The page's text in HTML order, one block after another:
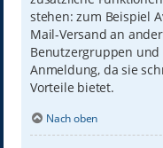
stehen: zum Beispiel
Mail-Versand an
Benutzergruppen
Anmeldung, da sie
Vorteile bietet.
Nach oben